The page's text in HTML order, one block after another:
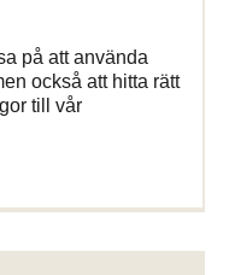
på att använda
också att hitta rätt
till vår